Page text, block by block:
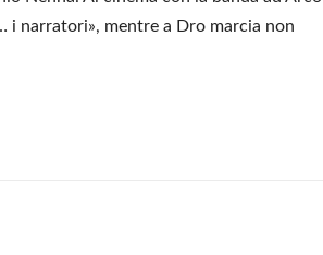
i narratori», mentre a Dro marcia non